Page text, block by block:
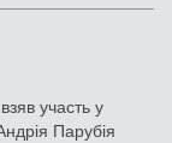
участь у
Парубія